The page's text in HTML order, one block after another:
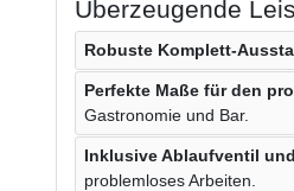
Überzeugende
Robuste Komplett-
Perfekte Maße für den
Gastronomie und Bar.
Inklusive Ablaufventil
problemloses Arbeiten.